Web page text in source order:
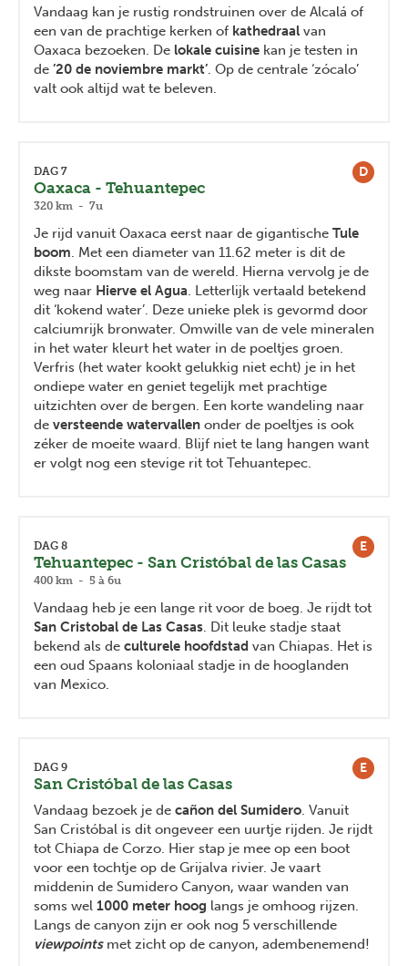
Vandaag kan je rustig rondstruinen over de Alcalá of
een van de prachtige kerken of kathedraal van
Oaxaca bezoeken. De lokale cuisine kan je testen in
de ’20 de noviembre markt’. Op de centrale ‘zócalo’
valt ook altijd wat te beleven.
D
DAG 7
Oaxaca - Tehuantepec
320 km - 7u
Je rijd vanuit Oaxaca eerst naar de gigantische Tule
boom. Met een diameter van 11.62 meter is dit de
dikste boomstam van de wereld. Hierna vervolg je de
weg naar Hierve el Agua. Letterlijk vertaald betekend
dit ‘kokend water’. Deze unieke plek is gevormd door
calciumrijk bronwater. Omwille van de vele mineralen
in het water kleurt het water in de poeltjes groen.
Verfris (het water kookt gelukkig niet echt) je in het
ondiepe water en geniet tegelijk met prachtige
uitzichten over de bergen. Een korte wandeling naar
de versteende watervallen onder de poeltjes is ook
zéker de moeite waard. Blijf niet te lang hangen want
er volgt nog een stevige rit tot Tehuantepec.
E
DAG 8
Tehuantepec - San Cristóbal de las Casas
400 km - 5 à 6u
Vandaag heb je een lange rit voor de boeg. Je rijdt tot
San Cristobal de Las Casas. Dit leuke stadje staat
bekend als de culturele hoofdstad van Chiapas. Het is
een oud Spaans koloniaal stadje in de hooglanden
van Mexico.
E
DAG 9
San Cristóbal de las Casas
Vandaag bezoek je de cañon del Sumidero. Vanuit
San Cristóbal is dit ongeveer een uurtje rijden. Je rijdt
tot Chiapa de Corzo. Hier stap je mee op een boot
voor een tochtje op de Grijalva rivier. Je vaart
middenin de Sumidero Canyon, waar wanden van
soms wel 1000 meter hoog langs je omhoog rijzen.
Langs de canyon zijn er ook nog 5 verschillende
viewpointsmet zicht op de canyon, adembenemend!